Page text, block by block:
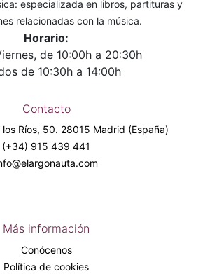
especializada en libros, partituras y
relacionadas con la música.
Horario:
de 10:00h a 20:30h
de 10:30h a 14:00h
Contacto
Ríos, 50. 28015 Madrid (España)
(+34) 915 439 441
Más información
Conócenos
Política de cookies